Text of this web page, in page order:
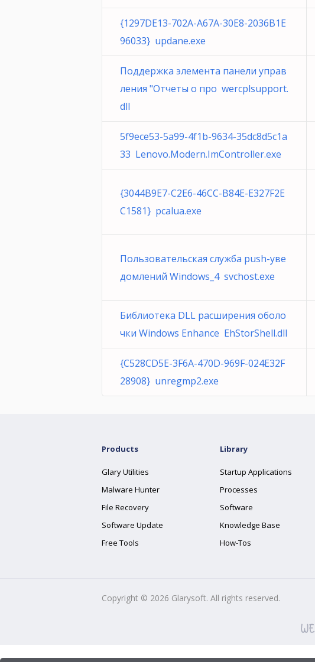
{1297DE13-702A-A67A-30E8-2036B1E
96033} updane.exe
Поддержка элемента панели управ
ления "Отчеты о про wercplsupport.
dll
5f9ece53-5a99-4f1b-9634-35dc8d5c1a
33 Lenovo.Modern.ImController.exe
{3044B9E7-C2E6-46CC-B84E-E327F2E
C1581} pcalua.exe
Пользовательская служба push-уве
домлений Windows_4 svchost.exe
Библиотека DLL расширения оболо
чки Windows Enhance EhStorShell.dll
{C528CD5E-3F6A-470D-969F-024E32F
28908} unregmp2.exe
Products
Glary Utilities
Malware Hunter
File Recovery
Software Update
Free Tools
Library
Startup Applications
Processes
Software
Knowledge Base
How-Tos
Copyright © 2026 Glarysoft. All rights reserved.